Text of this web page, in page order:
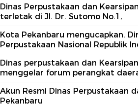
Dinas Perpustakaan dan
terletak di Jl. Dr. Sutomo No.1,
Kota Pekanbaru mengucapkan.
Perpustakaan Nasional Republik
Dinas perpustakaan dan
menggelar forum perangkat
Akun Resmi Dinas Perpustakaan
Pekanbaru